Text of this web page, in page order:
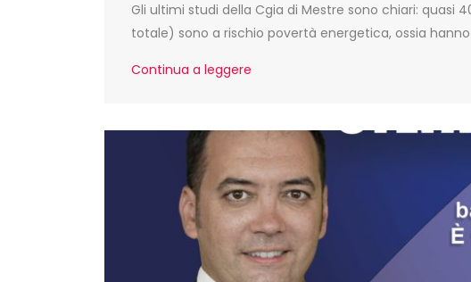
Gli ultimi studi della Cgia di Mestre sono chiari: quasi
totale) sono a rischio povertà energetica, ossia hanno
Continua a leggere